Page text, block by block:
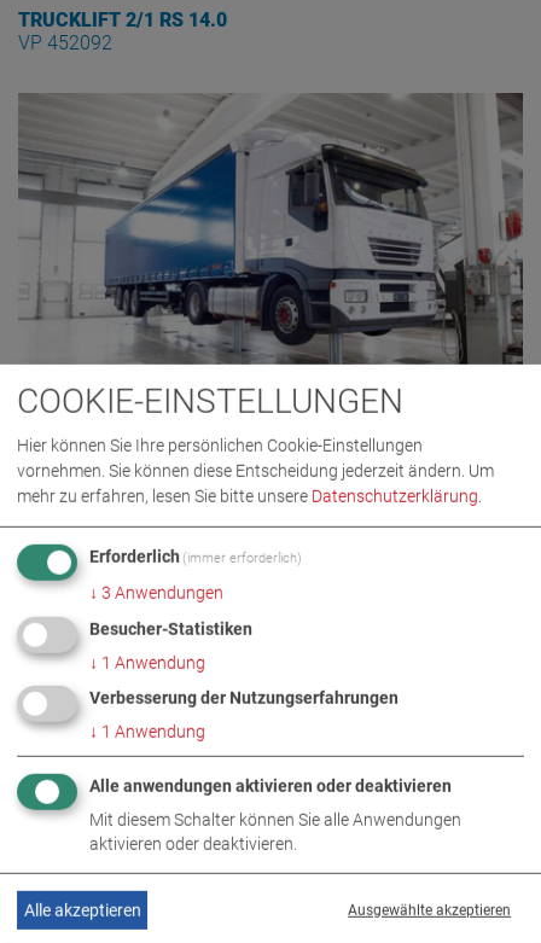
TRUCKLIFT 2/1 RS 14.0
VP 452092
TRUCKLIFT 3/2 RS 14.0
VP 452093
TRUCKLIFT 4/3 RS 14.0
VP 452094
COOKIE-EINSTELLUNGEN
Hier können Sie Ihre persönlichen Cookie-Einstellungen
vornehmen. Sie können diese Entscheidung jederzeit ändern. Um
mehr zu erfahren, lesen Sie bitte unsere Datenschutzerklärung.
Erforderlich (immer erforderlich)
↓ 3 Anwendungen
Besucher-Statistiken
↓ 1 Anwendung
Verbesserung der Nutzungserfahrungen
↓ 1 Anwendung
Alle anwendungen aktivieren oder deaktivieren
Mit diesem Schalter können Sie alle Anwendungen
aktivieren oder deaktivieren.
Ausgewählte akzeptieren
Alle akzeptieren